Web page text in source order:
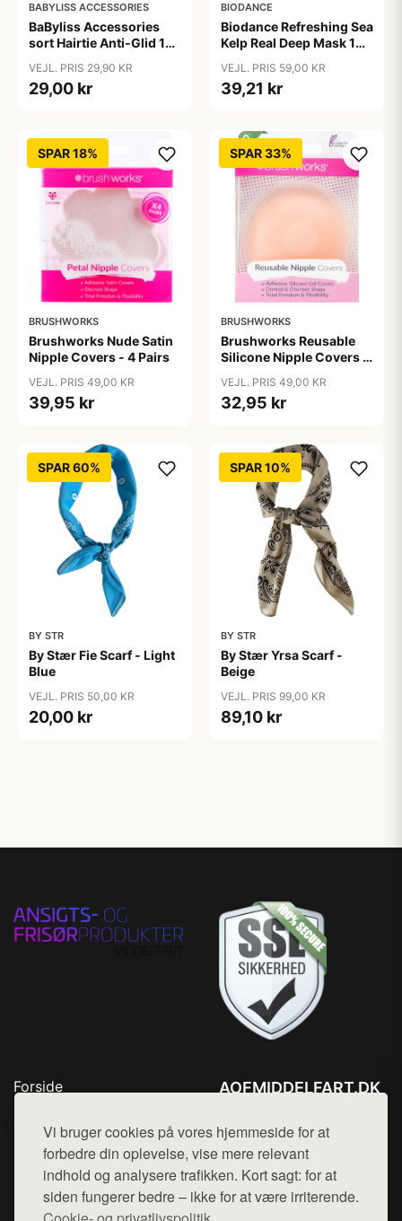
Vi bruger cookies på vores hjemmeside for at
forbedre din oplevelse, vise mere relevant
indhold og analysere trafikken. Kort sagt: for at
siden fungerer bedre – ikke for at være irriterende.
BABYLISS ACCESSORIES
BaByliss Accessories
sort Hairtie Anti-Glid 10
VEJL. PRIS 29,90 KR
29,00 kr
BIODANCE
Biodance Refreshing Sea
Kelp Real Deep Mask 1
VEJL. PRIS 59,00 KR
39,21 kr
SPAR 18%
BRUSHWORKS
Brushworks Nude Satin
Nipple Covers - 4 Pairs
VEJL. PRIS 49,00 KR
39,95 kr
SPAR 33%
BRUSHWORKS
Brushworks Reusable
Silicone Nipple Covers 1
VEJL. PRIS 49,00 KR
32,95 kr
SPAR 60%
BY STR
By Stær Fie Scarf - Light
Blue
VEJL. PRIS 50,00 KR
20,00 kr
SPAR 10%
BY STR
By Stær Yrsa Scarf -
Beige
VEJL. PRIS 99,00 KR
89,10 kr
Forside
Top Rabatter
Blog
Kontakt
AOFMIDDELFART.DK
Mail: hej@want.dk
Cookie- og privatlivspolitik